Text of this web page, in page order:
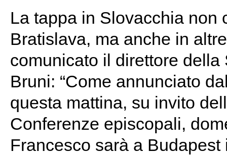
La tappa in Slovacchia non
Bratislava, ma anche in
comunicato il direttore
Bruni: “Come annunciato
questa mattina, su invito
Conferenze episcopali,
Francesco sarà a